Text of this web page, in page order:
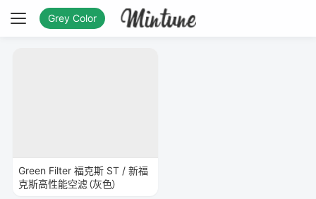
Grey Color
Green Filter 福克斯 ST / 新福
克斯高性能空滤（灰色）